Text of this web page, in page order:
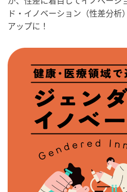
ド・イノベーション（性差分析
アップに！